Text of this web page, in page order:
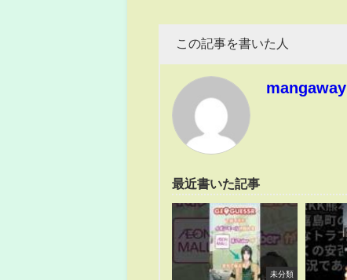
この記事を書いた人
mangaway
最近書いた記事
未分類